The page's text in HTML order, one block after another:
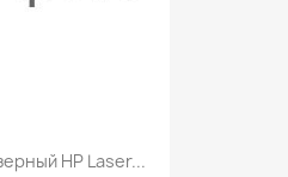
HP Laser...